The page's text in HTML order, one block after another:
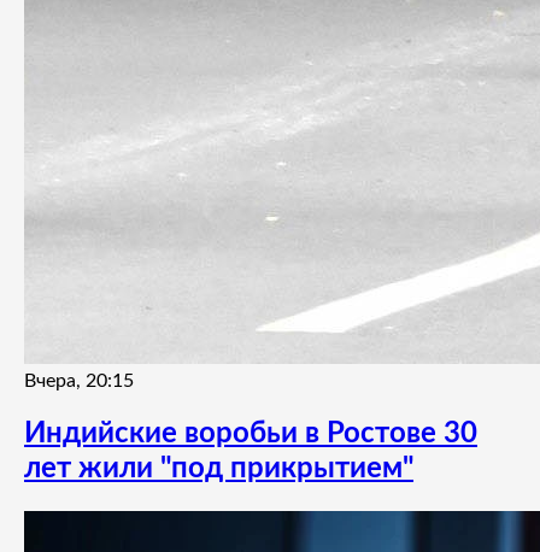
Вчера, 20:15
Индийские воробьи в Ростове 30
лет жили "под прикрытием"